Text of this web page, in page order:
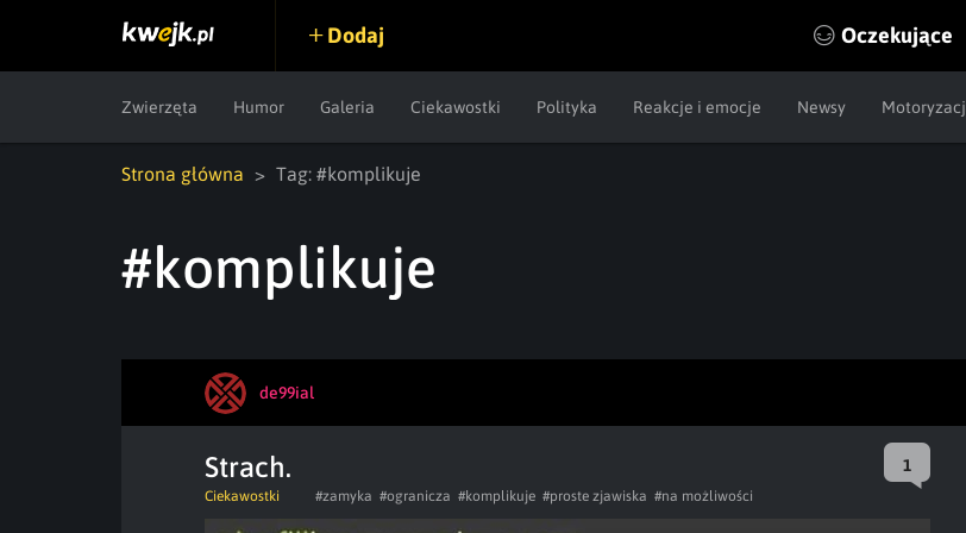
Dodaj Oczekujące
Zwierzęta Humor Galeria Ciekawostki Polityka Reakcje i emocje Newsy
Strona główna Tag: #komplikuje
#komplikuje
de99ial
Strach. 1
Ciekawostki #zamyka #ogranicza #komplikuje #proste zjawiska #na możliwości